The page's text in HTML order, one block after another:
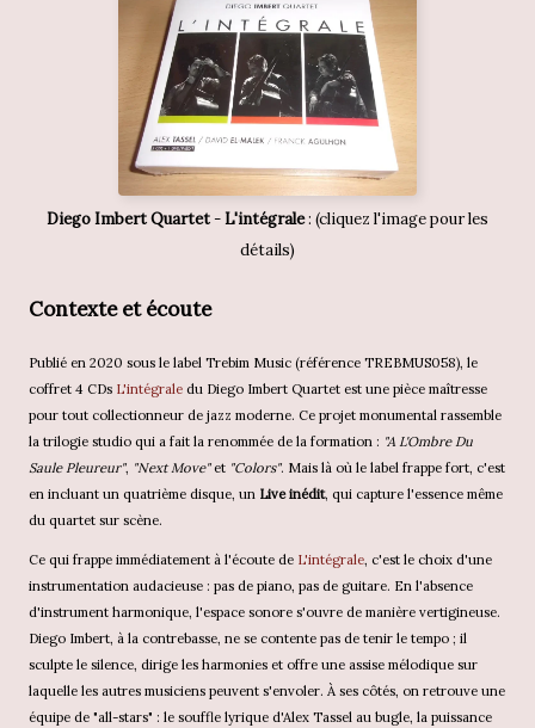
Diego Imbert Quartet-L'intégrale: (cliquez l'image pour les
détails)
Contexte et écoute
Publié en 2020 sous le label Trebim Music (référence TREBMUS058), le
coffret 4 CDs L'intégrale du Diego Imbert Quartet est une pièce maîtresse
pour tout collectionneur de jazz moderne. Ce projet monumental rassemble
la trilogie studio qui a fait la renommée de la formation : "A L'Ombre Du
Saule Pleureur", "Next Move"et "Colors". Mais là où le label frappe fort, c'est
en incluant un quatrième disque, un Live inédit, qui capture l'essence même
du quartet sur scène.
Ce qui frappe immédiatement à l'écoute de L'intégrale, c'est le choix d'une
instrumentation audacieuse : pas de piano, pas de guitare. En l'absence
d'instrument harmonique, l'espace sonore s'ouvre de manière vertigineuse.
Diego Imbert, à la contrebasse, ne se contente pas de tenir le tempo ; il
sculpte le silence, dirige les harmonies et offre une assise mélodique sur
laquelle les autres musiciens peuvent s'envoler. À ses côtés, on retrouve une
équipe de "all-stars" : le souffle lyrique d'Alex Tassel au bugle, la puissance